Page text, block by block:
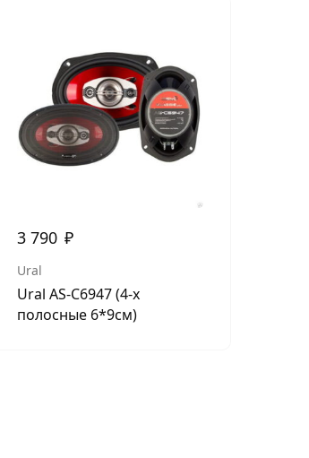
3 790 ₽
Ural
Ural AS-C6947 (4-х
полосные 6*9см)